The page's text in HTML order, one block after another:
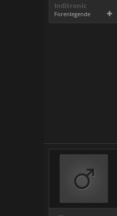
Inditronic
Forenlegende